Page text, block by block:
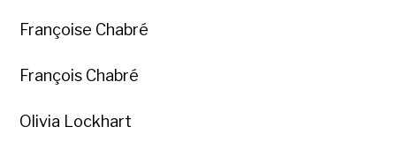
Françoise Chabré
François Chabré
Olivia Lockhart